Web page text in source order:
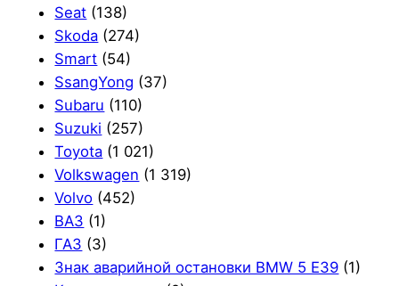
Seat (138)
Skoda (274)
Smart (54)
SsangYong (37)
Subaru (110)
Suzuki (257)
Toyota (1 021)
Volkswagen (1 319)
Volvo (452)
ВАЗ (1)
ГАЗ (3)
Знак аварийной остановки BMW 5 E39 (1)